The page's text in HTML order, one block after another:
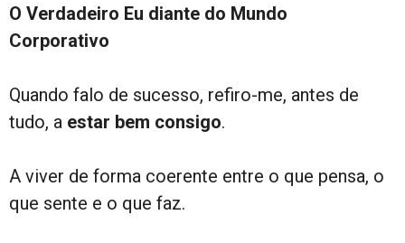
O Verdadeiro Eu diante do Mundo
Corporativo
Quando falo de sucesso, refiro-me, antes de
tudo, a estar bem consigo.
A viver de forma coerente entre o que pensa, o
que sente e o que faz.